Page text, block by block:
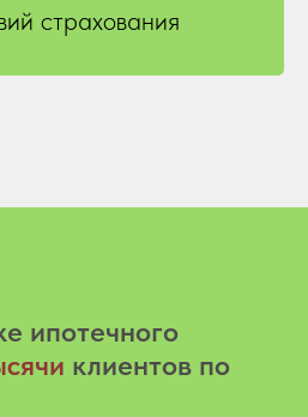
страхования
ипотечного
клиентов по